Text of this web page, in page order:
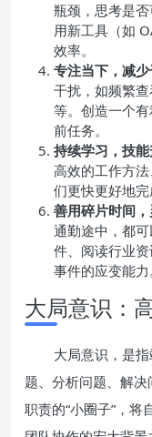
瓶颈，思考是
用新工具（如
效率。
专注当下，减少
干扰，如频繁
等。创造一个
前任务。
持续学习，技能
高效的工作方
们更快更好地完
善用碎片时间，
通勤途中，都
件、阅读行业
事件的应变能力
大局意识：
大局意识，是
题、分析问题、解
职责的“小圈子”，将